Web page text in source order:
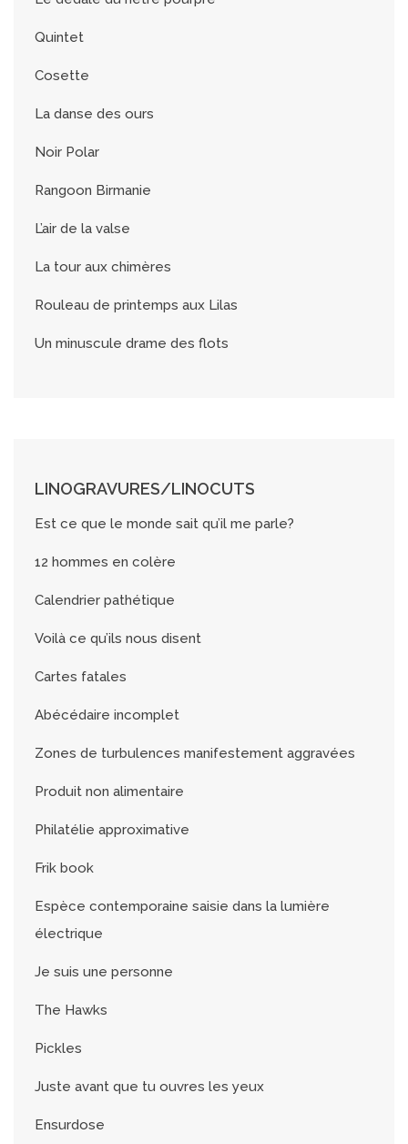
Quintet
Cosette
La danse des ours
Noir Polar
Rangoon Birmanie
L’air de la valse
La tour aux chimères
Rouleau de printemps aux Lilas
Un minuscule drame des flots
LINOGRAVURES/LINOCUTS
Est ce que le monde sait qu’il me parle?
12 hommes en colère
Calendrier pathétique
Voilà ce qu’ils nous disent
Cartes fatales
Abécédaire incomplet
Zones de turbulences manifestement aggravées
Produit non alimentaire
Philatélie approximative
Frik book
Espèce contemporaine saisie dans la lumière
électrique
Je suis une personne
The Hawks
Pickles
Juste avant que tu ouvres les yeux
Ensurdose